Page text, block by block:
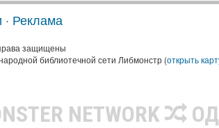
· Реклама
защищены
библиотечной сети Либмонстр (открыть
NETWORK